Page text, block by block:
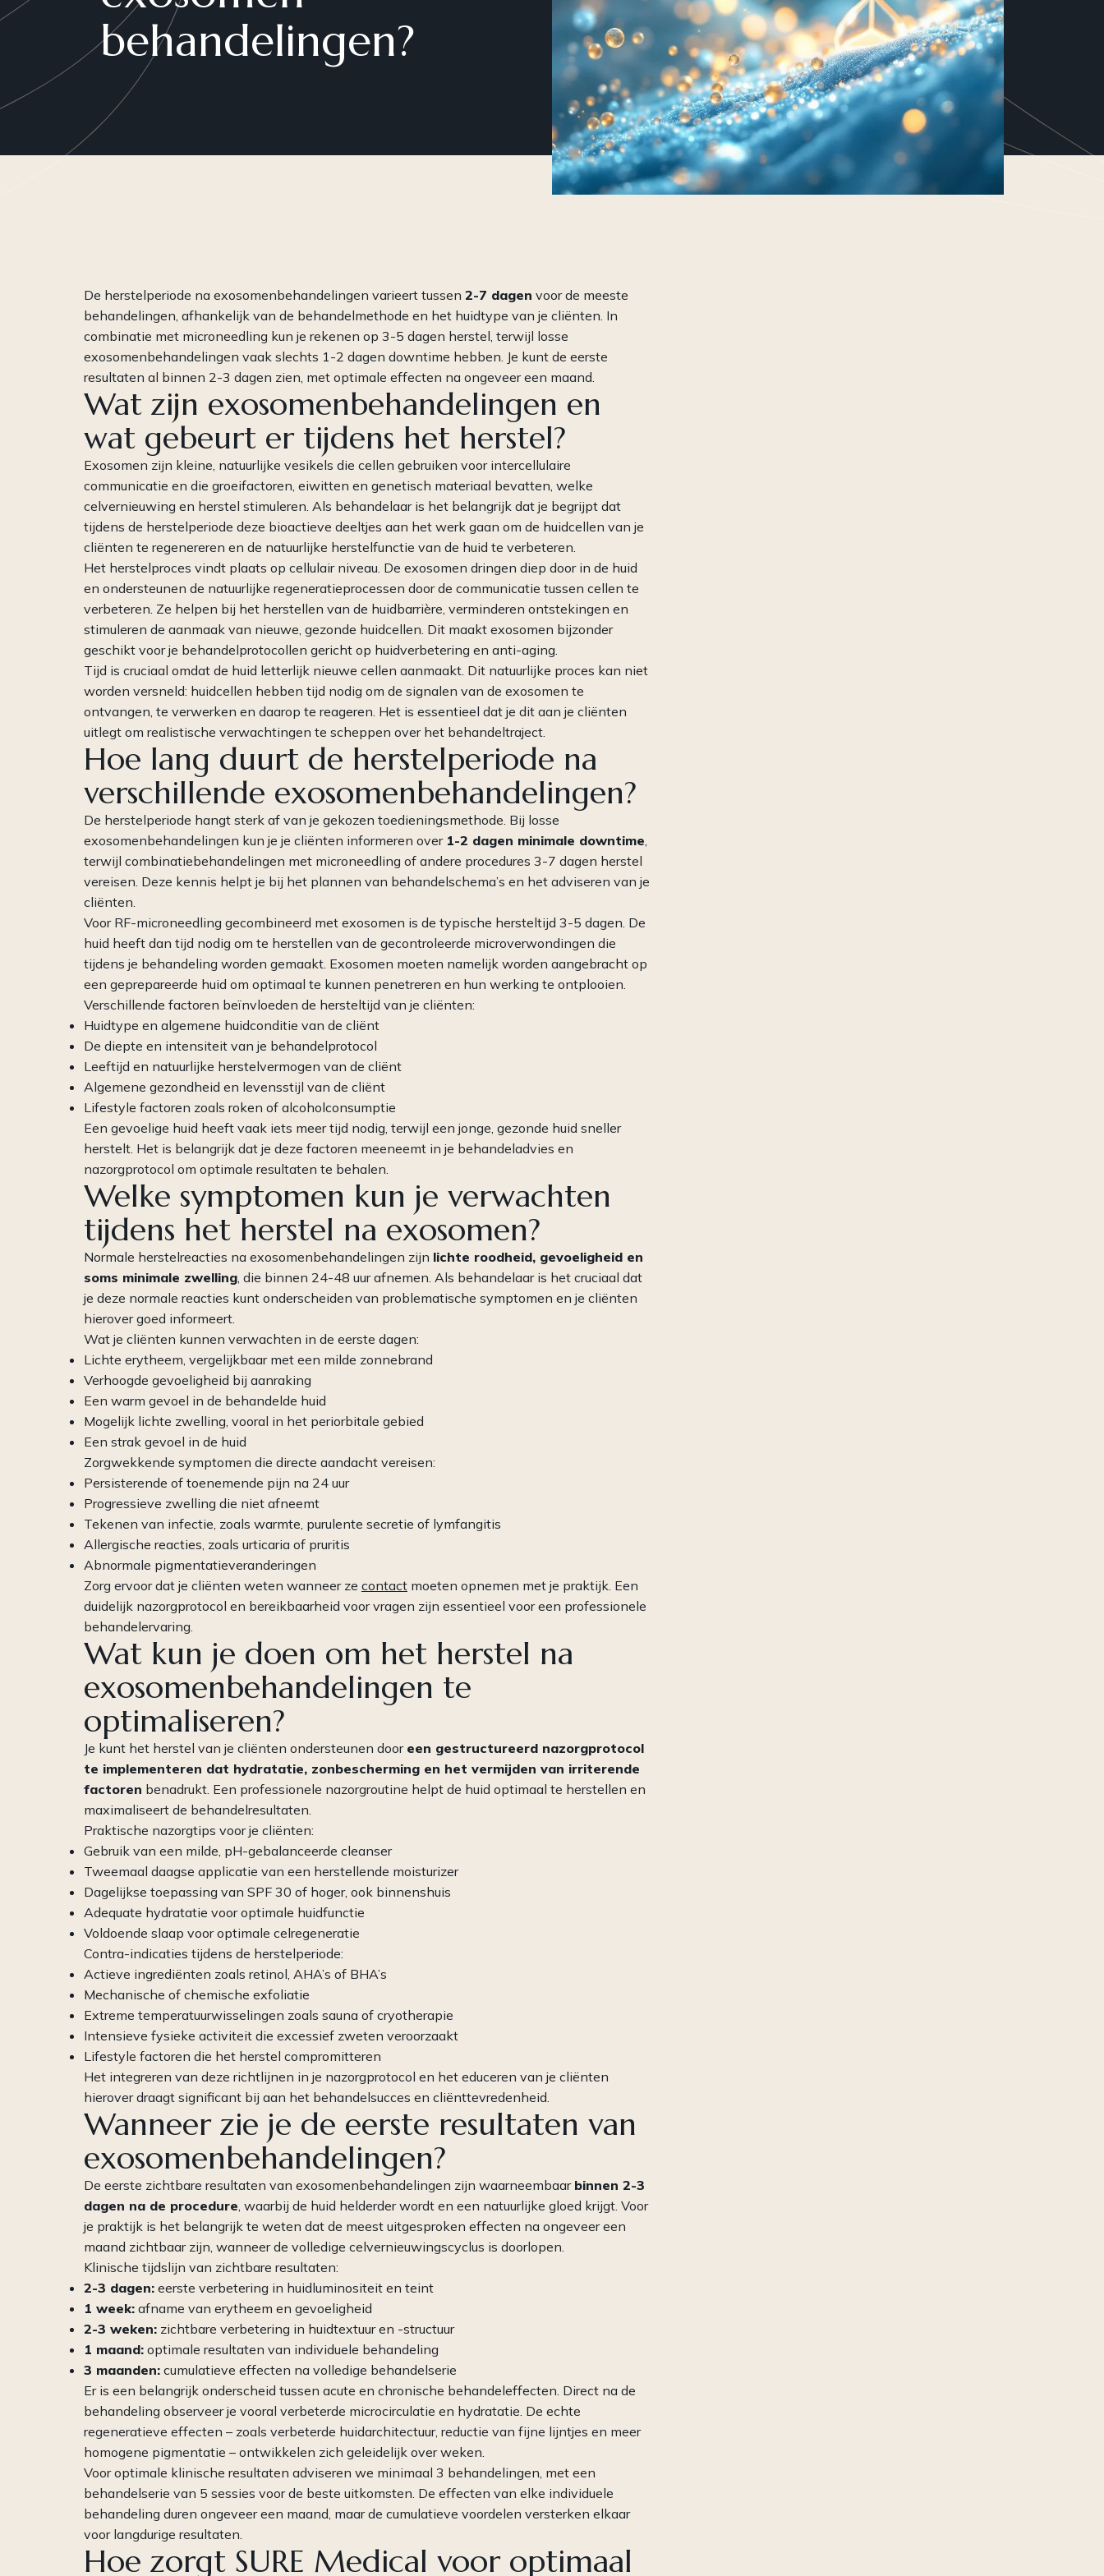
Plasma
RF-Microneedling
cosmeceuticalconcept: van
professionele behandelingen tot
krachtige producten voor
Een resultaat gerichte cosmeceutical,
vol actieve ingrediënten, gebaseerd
op clean science. Exclusief voor
(para-)medische huidprofessionals.
Peelings
Skinboosters
behandelingen?
De herstelperiode na exosomenbehandelingen varieert tussen 2-7 dagen voor de meeste
behandelingen, afhankelijk van de behandelmethode en het huidtype van je cliënten. In
combinatie met microneedling kun je rekenen op 3-5 dagen herstel, terwijl losse
exosomenbehandelingen vaak slechts 1-2 dagen downtime hebben. Je kunt de eerste
resultaten al binnen 2-3 dagen zien, met optimale effecten na ongeveer een maand.
Wat zijn exosomenbehandelingen en
wat gebeurt er tijdens het herstel?
Exosomen zijn kleine, natuurlijke vesikels die cellen gebruiken voor intercellulaire
communicatie en die groeifactoren, eiwitten en genetisch materiaal bevatten, welke
celvernieuwing en herstel stimuleren. Als behandelaar is het belangrijk dat je begrijpt dat
tijdens de herstelperiode deze bioactieve deeltjes aan het werk gaan om de huidcellen van je
cliënten te regenereren en de natuurlijke herstelfunctie van de huid te verbeteren.
Het herstelproces vindt plaats op cellulair niveau. De exosomen dringen diep door in de huid
en ondersteunen de natuurlijke regeneratieprocessen door de communicatie tussen cellen te
verbeteren. Ze helpen bij het herstellen van de huidbarrière, verminderen ontstekingen en
stimuleren de aanmaak van nieuwe, gezonde huidcellen. Dit maakt exosomen bijzonder
geschikt voor je behandelprotocollen gericht op huidverbetering en anti-aging.
Tijd is cruciaal omdat de huid letterlijk nieuwe cellen aanmaakt. Dit natuurlijke proces kan niet
worden versneld: huidcellen hebben tijd nodig om de signalen van de exosomen te
ontvangen, te verwerken en daarop te reageren. Het is essentieel dat je dit aan je cliënten
uitlegt om realistische verwachtingen te scheppen over het behandeltraject.
Hoe lang duurt de herstelperiode na
verschillende exosomenbehandelingen?
De herstelperiode hangt sterk af van je gekozen toedieningsmethode. Bij losse
exosomenbehandelingen kun je je cliënten informeren over 1-2 dagen minimale downtime,
terwijl combinatiebehandelingen met microneedling of andere procedures 3-7 dagen herstel
vereisen. Deze kennis helpt je bij het plannen van behandelschema’s en het adviseren van je
cliënten.
Voor RF-microneedling gecombineerd met exosomen is de typische hersteltijd 3-5 dagen. De
huid heeft dan tijd nodig om te herstellen van de gecontroleerde microverwondingen die
tijdens je behandeling worden gemaakt. Exosomen moeten namelijk worden aangebracht op
een geprepareerde huid om optimaal te kunnen penetreren en hun werking te ontplooien.
Verschillende factoren beïnvloeden de hersteltijd van je cliënten:
Huidtype en algemene huidconditie van de cliënt
De diepte en intensiteit van je behandelprotocol
Leeftijd en natuurlijke herstelvermogen van de cliënt
Algemene gezondheid en levensstijl van de cliënt
Lifestyle factoren zoals roken of alcoholconsumptie
Een gevoelige huid heeft vaak iets meer tijd nodig, terwijl een jonge, gezonde huid sneller
herstelt. Het is belangrijk dat je deze factoren meeneemt in je behandeladvies en
nazorgprotocol om optimale resultaten te behalen.
Welke symptomen kun je verwachten
tijdens het herstel na exosomen?
Normale herstelreacties na exosomenbehandelingen zijn lichte roodheid, gevoeligheid en
soms minimale zwelling, die binnen 24-48 uur afnemen. Als behandelaar is het cruciaal dat
je deze normale reacties kunt onderscheiden van problematische symptomen en je cliënten
hierover goed informeert.
Wat je cliënten kunnen verwachten in de eerste dagen:
Lichte erytheem, vergelijkbaar met een milde zonnebrand
Verhoogde gevoeligheid bij aanraking
Een warm gevoel in de behandelde huid
Mogelijk lichte zwelling, vooral in het periorbitale gebied
Een strak gevoel in de huid
Zorgwekkende symptomen die directe aandacht vereisen:
Persisterende of toenemende pijn na 24 uur
Progressieve zwelling die niet afneemt
Tekenen van infectie, zoals warmte, purulente secretie of lymfangitis
Allergische reacties, zoals urticaria of pruritis
Abnormale pigmentatieveranderingen
Zorg ervoor dat je cliënten weten wanneer ze contact moeten opnemen met je praktijk. Een
duidelijk nazorgprotocol en bereikbaarheid voor vragen zijn essentieel voor een professionele
behandelervaring.
Wat kun je doen om het herstel na
exosomenbehandelingen te
optimaliseren?
Je kunt het herstel van je cliënten ondersteunen door een gestructureerd nazorgprotocol
te implementeren dat hydratatie, zonbescherming en het vermijden van irriterende
factoren benadrukt. Een professionele nazorgroutine helpt de huid optimaal te herstellen en
maximaliseert de behandelresultaten.
Praktische nazorgtips voor je cliënten:
Gebruik van een milde, pH-gebalanceerde cleanser
Tweemaal daagse applicatie van een herstellende moisturizer
Dagelijkse toepassing van SPF 30 of hoger, ook binnenshuis
Adequate hydratatie voor optimale huidfunctie
Voldoende slaap voor optimale celregeneratie
Contra-indicaties tijdens de herstelperiode:
Actieve ingrediënten zoals retinol, AHA’s of BHA’s
Mechanische of chemische exfoliatie
Extreme temperatuurwisselingen zoals sauna of cryotherapie
Intensieve fysieke activiteit die excessief zweten veroorzaakt
Lifestyle factoren die het herstel compromitteren
Het integreren van deze richtlijnen in je nazorgprotocol en het educeren van je cliënten
hierover draagt significant bij aan het behandelsucces en cliënttevredenheid.
Wanneer zie je de eerste resultaten van
exosomenbehandelingen?
De eerste zichtbare resultaten van exosomenbehandelingen zijn waarneembaar binnen 2-3
dagen na de procedure, waarbij de huid helderder wordt en een natuurlijke gloed krijgt. Voor
je praktijk is het belangrijk te weten dat de meest uitgesproken effecten na ongeveer een
maand zichtbaar zijn, wanneer de volledige celvernieuwingscyclus is doorlopen.
Klinische tijdslijn van zichtbare resultaten:
2-3 dagen: eerste verbetering in huidluminositeit en teint
1 week: afname van erytheem en gevoeligheid
2-3 weken: zichtbare verbetering in huidtextuur en -structuur
1 maand: optimale resultaten van individuele behandeling
3 maanden: cumulatieve effecten na volledige behandelserie
Er is een belangrijk onderscheid tussen acute en chronische behandeleffecten. Direct na de
behandeling observeer je vooral verbeterde microcirculatie en hydratatie. De echte
regeneratieve effecten – zoals verbeterde huidarchitectuur, reductie van fijne lijntjes en meer
homogene pigmentatie – ontwikkelen zich geleidelijk over weken.
Voor optimale klinische resultaten adviseren we minimaal 3 behandelingen, met een
behandelserie van 5 sessies voor de beste uitkomsten. De effecten van elke individuele
behandeling duren ongeveer een maand, maar de cumulatieve voordelen versterken elkaar
voor langdurige resultaten.
Hoe zorgt SURE Medical voor optimaal